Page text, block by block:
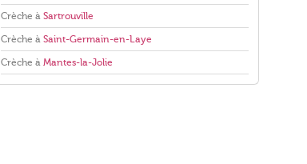
Crèche à Sartrouville
Crèche à Saint-Germain-en-Laye
Crèche à Mantes-la-Jolie